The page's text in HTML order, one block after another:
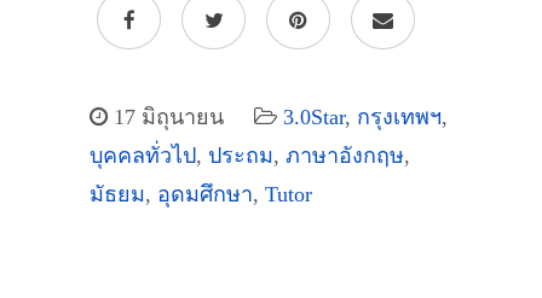
17 มิถุนายน 3.0Star, กรุงเทพฯ,
บุคคลทั่วไป, ประถม, ภาษาอังกฤษ,
มัธยม, อุดมศึกษา, Tutor